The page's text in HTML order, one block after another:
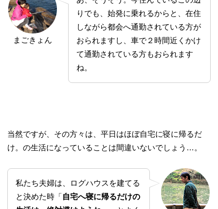
まごきょん
りでも、始発に乗れるからと、在住
しながら都会へ通勤されている方が
おられますし、車で２時間近くかけ
て通勤されている方もおられます
ね。
当然ですが、その方々は、平日はほぼ自宅に寝に帰るだ
け。の生活になっていることは間違いないでしょう…。
私たち夫婦は、ログハウスを建てる
と決めた時「 自宅へ寝に帰るだけの